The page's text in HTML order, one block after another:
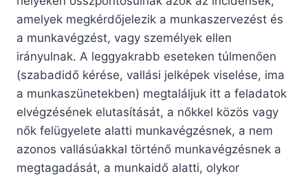
amelyek megkérdőjelezik a munkaszervezést és
a munkavégzést, vagy személyek ellen
irányulnak. A leggyakrabb eseteken túlmenően
(szabadidő kérése, vallási jelképek viselése, ima
a munkaszünetekben) megtaláljuk itt a feladatok
elvégzésének elutasítását, a nőkkel közös vagy
nők felügyelete alatti munkavégzésnek, a nem
azonos vallásúakkal történő munkavégzésnek a
megtagadását, a munkaidő alatti, olykor